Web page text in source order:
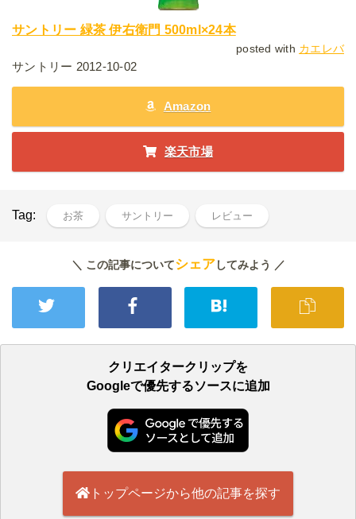
サントリー 緑茶 伊右衛門 500ml×24本
posted with カエレバ
サントリー 2012-10-02
Amazon
楽天市場
Tag: お茶 サントリー レビュー
＼ この記事についてシェアしてみよう ／
クリエイタークリップを
Googleで優先するソースに追加
トップページから他の記事を探す